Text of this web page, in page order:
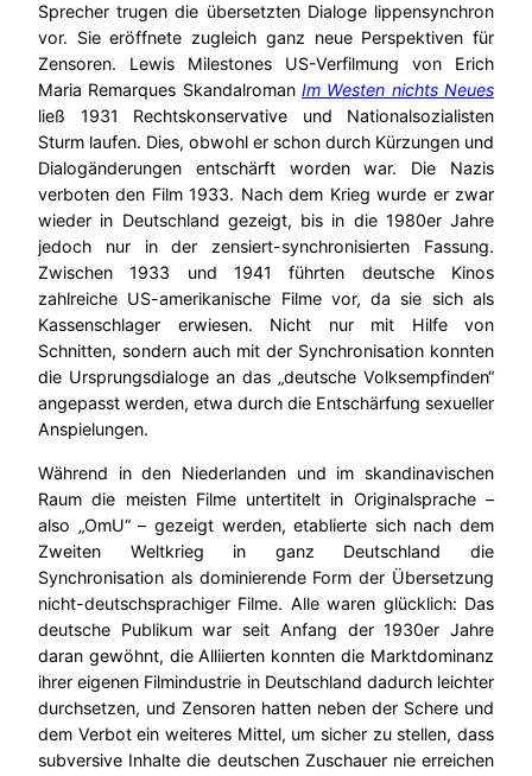
Sprecher trugen die übersetzten Dialoge lippensynchron
vor. Sie eröffnete zugleich ganz neue Perspektiven für
Zensoren. Lewis Milestones US-Verfilmung von Erich
Maria Remarques Skandalroman Im Westen nichts Neues
ließ 1931 Rechtskonservative und Nationalsozialisten
Sturm laufen. Dies, obwohl er schon durch Kürzungen und
Dialogänderungen entschärft worden war. Die Nazis
verboten den Film 1933. Nach dem Krieg wurde er zwar
wieder in Deutschland gezeigt, bis in die 1980er Jahre
jedoch nur in der zensiert-synchronisierten Fassung.
Zwischen 1933 und 1941 führten deutsche Kinos
zahlreiche US-amerikanische Filme vor, da sie sich als
Kassenschlager erwiesen. Nicht nur mit Hilfe von
Schnitten, sondern auch mit der Synchronisation konnten
die Ursprungsdialoge an das „deutsche Volksempfinden“
angepasst werden, etwa durch die Entschärfung sexueller
Anspielungen.
Während in den Niederlanden und im skandinavischen
Raum die meisten Filme untertitelt in Originalsprache –
also „OmU“ – gezeigt werden, etablierte sich nach dem
Zweiten Weltkrieg in ganz Deutschland die
Synchronisation als dominierende Form der Übersetzung
nicht-deutschsprachiger Filme. Alle waren glücklich: Das
deutsche Publikum war seit Anfang der 1930er Jahre
daran gewöhnt, die Alliierten konnten die Marktdominanz
ihrer eigenen Filmindustrie in Deutschland dadurch leichter
durchsetzen, und Zensoren hatten neben der Schere und
dem Verbot ein weiteres Mittel, um sicher zu stellen, dass
subversive Inhalte die deutschen Zuschauer nie erreichen